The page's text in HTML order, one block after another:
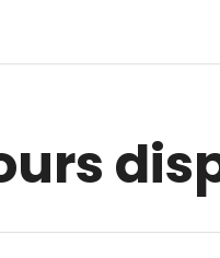
du cours FISCALITE